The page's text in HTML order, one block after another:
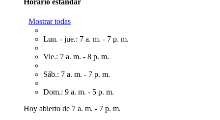
Horario estándar
Mostrar todas
Lun. - jue.: 7 a. m. - 7 p. m.
Vie.: 7 a. m. - 8 p. m.
Sáb.: 7 a. m. - 7 p. m.
Dom.: 9 a. m. - 5 p. m.
Hoy abierto de 7 a. m. - 7 p. m.